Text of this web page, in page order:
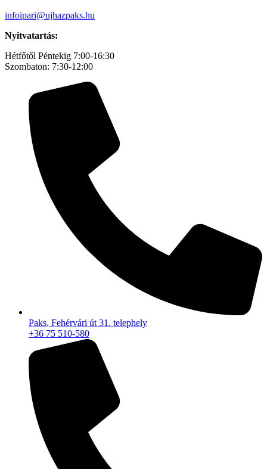
infoipari@ujhazpaks.hu
Nyitvatartás:
Hétfőtől Péntekig 7:00-16:30
Szombaton: 7:30-12:00
Paks, Fehérvári út 31. telephely
+36 75 510-580